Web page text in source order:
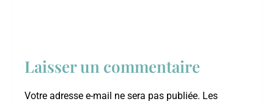
Laisser un commentaire
Votre adresse e-mail ne sera pas publiée. Les